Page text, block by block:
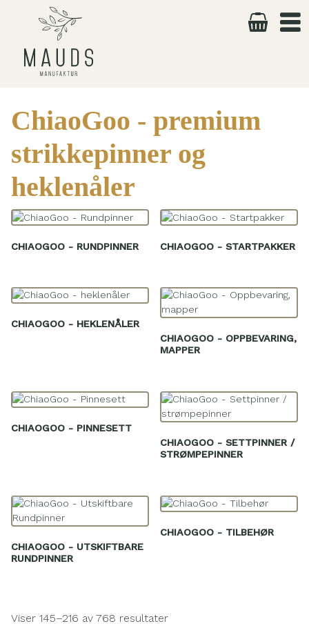
ChiaoGoo - premium
strikkepinner og
heklenåler
CHIAOGOO - RUNDPINNER CHIAOGOO - STARTPAKKER
CHIAOGOO - HEKLENÅLER
CHIAOGOO - OPPBEVARING,
MAPPER
CHIAOGOO - PINNESETT
CHIAOGOO - SETTPINNER /
STRØMPEPINNER
CHIAOGOO - UTSKIFTBARE
RUNDPINNER
CHIAOGOO - TILBEHØR
Viser 145–216 av 768 resultater